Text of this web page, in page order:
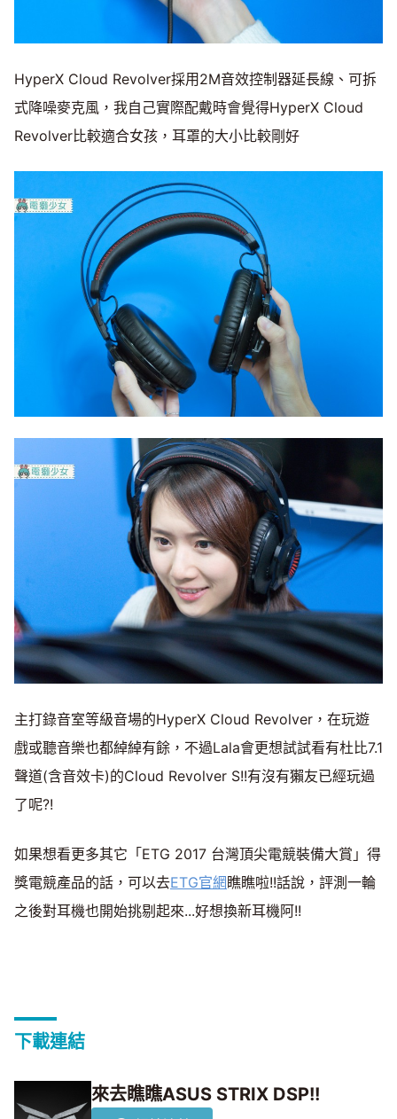
HyperX Cloud Revolver採用2M音效控制器延長線、可拆
式降噪麥克風，我自己實際配戴時會覺得HyperX Cloud
Revolver比較適合女孩，耳罩的大小比較剛好
主打錄音室等級音場的HyperX Cloud Revolver，在玩遊
戲或聽音樂也都綽綽有餘，不過Lala會更想試試看有杜比7.1
聲道(含音效卡)的Cloud Revolver S!!有沒有獺友已經玩過
了呢?!
如果想看更多其它「ETG 2017 台灣頂尖電競裝備大賞」得
獎電競產品的話，可以去ETG官網 瞧瞧啦!!話說，評測一輪
之後對耳機也開始挑剔起來...好想換新耳機阿!!
下載連結
來去瞧瞧ASUS STRIX DSP!!